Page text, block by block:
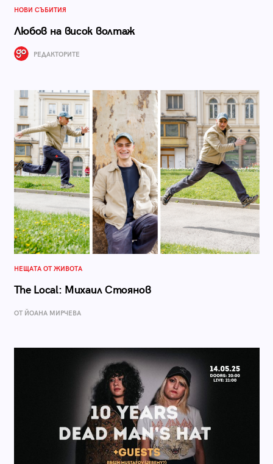
НОВИ СЪБИТИЯ
Любов на висок волтаж
РЕДАКТОРИТЕ
НЕЩАТА ОТ ЖИВОТА
The Local: Михаил Стоянов
ОТ ЙОАНА МИРЧЕВА